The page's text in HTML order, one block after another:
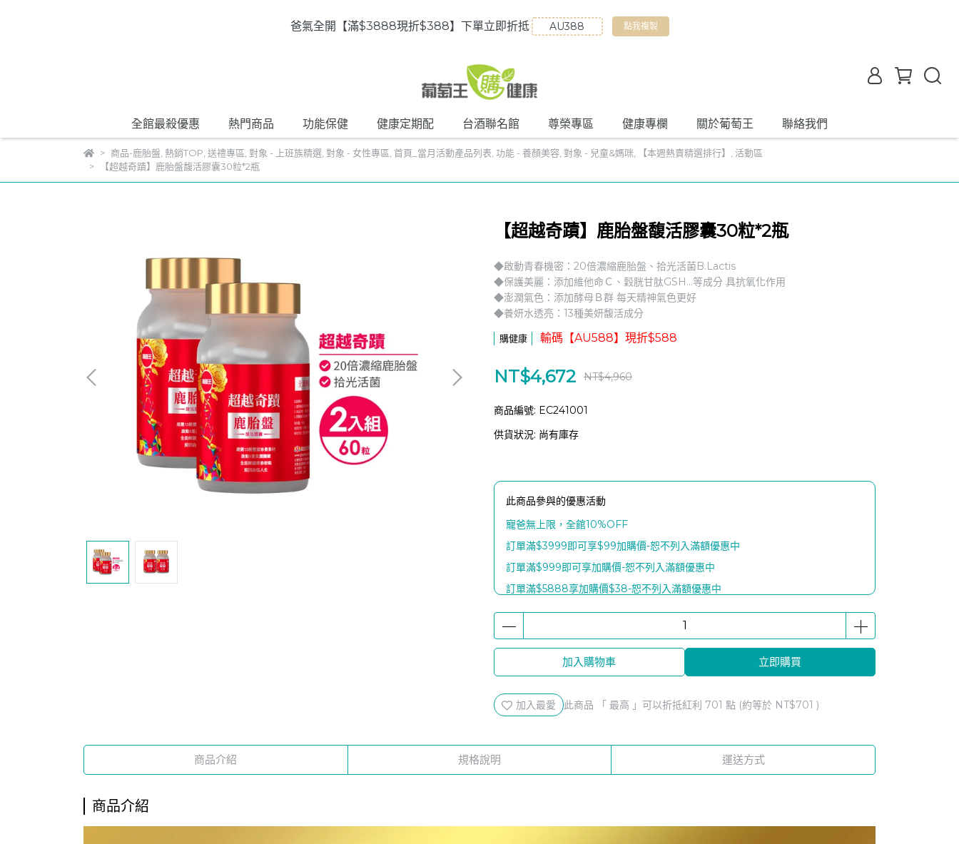
爸氣全開【滿$3888現折$388】下單立即折抵 點我複製
全館最殺優惠 熱門商品 功能保健 健康定期配 台酒聯名館 尊榮專區 健康專欄 關於葡萄王 聯絡我們
商品-鹿胎盤, 熱銷TOP 送禮專區 對象 - 上班族精選, 對象 - 女性專區 首頁_當月活動產品列表 功能 - 養顏美容 對象 - 兒童&媽咪, 【本週熱賣精選排行】
活動區
【超越奇蹟】鹿胎盤馥活膠囊30粒*2瓶
【超越奇蹟】鹿胎盤馥活膠囊30粒*2瓶
◆啟動青春機密：20倍濃縮鹿胎盤、拾光活菌B.Lactis
◆保護美麗：添加維他命Ｃ、穀胱甘肽GSH...等成分 具抗氧化作用
◆澎潤氣色：添加酵母Ｂ群 每天精神氣色更好
◆養妍水透亮：13種美妍馥活成分
購健康 輸碼【AU588】現折$588
NT$4,672 NT$4,960
商品編號: EC241001
供貨狀況: 尚有庫存
此商品參與的優惠活動
寵爸無上限，全館10%OFF
訂單滿$3999即可享$99加購價-恕不列入滿額優惠中
訂單滿$999即可享加購價-恕不列入滿額優惠中
訂單滿$5888享加購價$38-恕不列入滿額優惠中
滿$8888贈【富士電通石墨稀熱感喚眼按摩儀 x 1個】
滿額$1999贈康普茶2瓶(口味隨機)
滿$2888贈【人蔘蜆B群30粒x1瓶】
滿$5888贈【認證靈芝60粒x 1瓶】
購健康官方商城下單滿$100享1點紅利回饋
加入購物車 立即購買
加入最愛 此商品 「 最高 」可以折抵紅利 701 點 (約等於 NT$701 )
商品介紹 規格說明 運送方式
商品介紹